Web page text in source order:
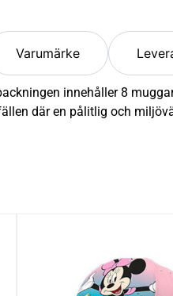
Varumärke
innehåller 8
där en pålitlig och